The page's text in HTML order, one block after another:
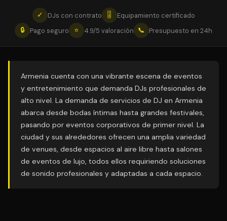
✓ DJs con contrato 🎚
Equipamiento certificado
🔒
Pago seguro ⭐ 4.9/5 valoración 📞 Presupuesto en 24h
Armenia cuenta con una vibrante escena de eventos
y entretenimiento que demanda DJs profesionales de
alto nivel. La demanda de servicios de DJ en Armenia
abarca desde bodas íntimas hasta grandes festivales,
pasando por eventos corporativos de primer nivel. La
ciudad y sus alrededores ofrecen una amplia variedad
de venues, desde espacios al aire libre hasta salones
de eventos de lujo, todos ellos requiriendo soluciones
de sonido profesionales y adaptadas a cada espacio.